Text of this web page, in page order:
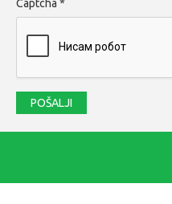
Captcha *
POŠALJI